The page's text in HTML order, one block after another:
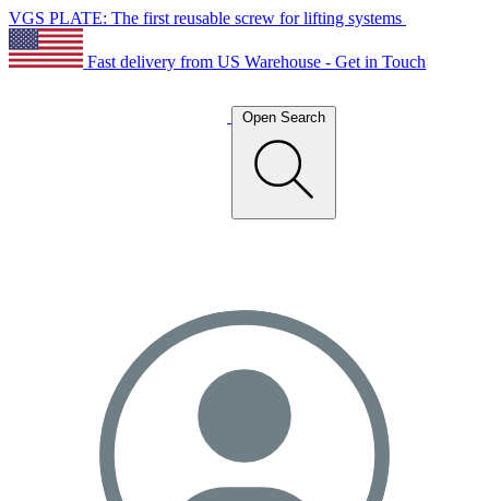
VGS PLATE: The first reusable screw for lifting systems
Fast delivery from US Warehouse - Get in Touch
Open Search